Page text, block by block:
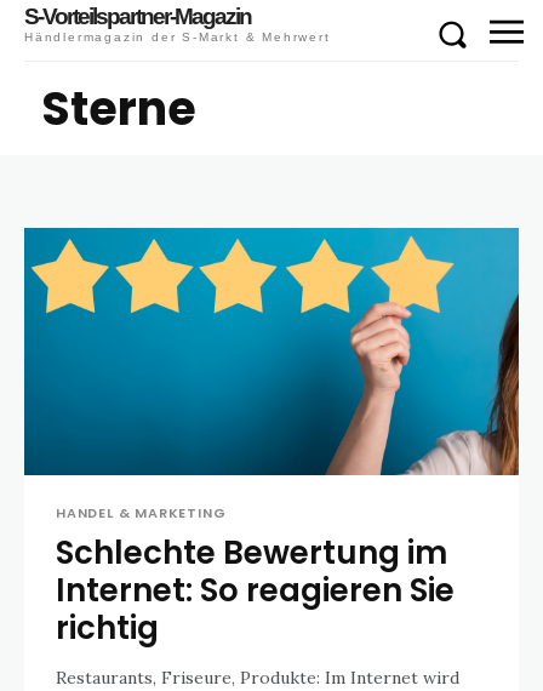
S-Vorteilspartner-Magazin
Händlermagazin der S-Markt & Mehrwert
Sterne
HANDEL & MARKETING
Schlechte Bewertung im
Internet: So reagieren Sie
richtig
Restaurants, Friseure, Produkte: Im Internet wird